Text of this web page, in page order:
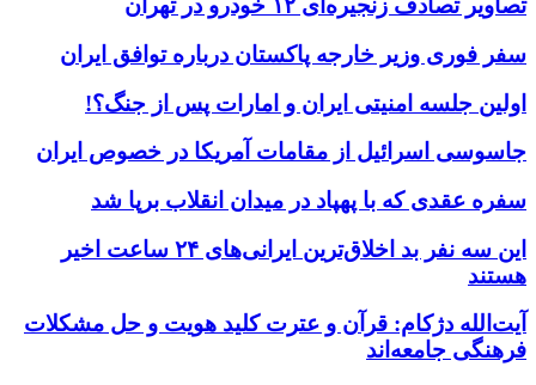
تصاویر تصادف زنجیره‌ای ۱۲ خودرو در تهران
سفر فوری وزیر خارجه پاکستان درباره توافق ایران
اولین جلسه امنیتی ایران و امارات پس از جنگ؟!
جاسوسی اسرائیل از مقامات آمریکا در خصوص ایران
سفره عقدی که با پهپاد در میدان انقلاب برپا شد
این سه نفر بد اخلاق‌ترین ایرانی‌های ۲۴ ساعت اخیر
هستند
آیت‌الله دژکام: قرآن و عترت کلید هویت و حل مشکلات
فرهنگی جامعه‌اند